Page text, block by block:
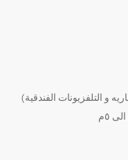
التلفزيونات الفندقية)